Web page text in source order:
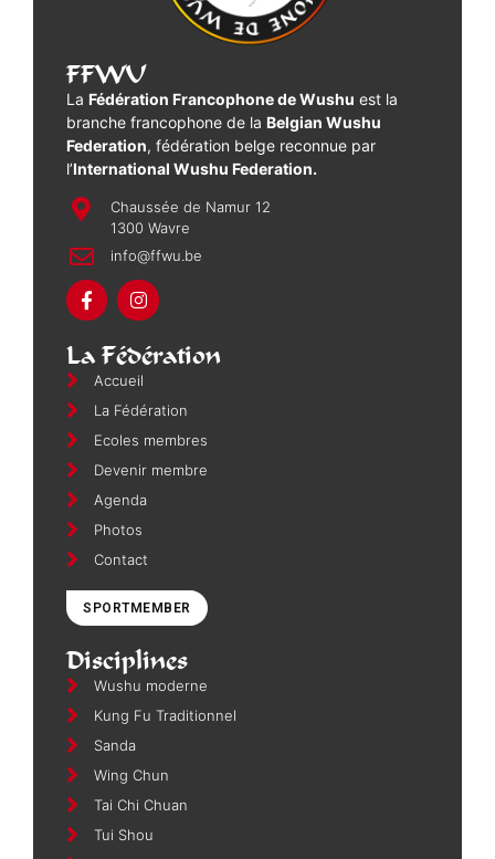
FFWU
La Fédération Francophone de Wushu est la
branche francophone de la Belgian Wushu
Federation, fédération belge reconnue par
l’International Wushu Federation.
Chaussée de Namur 12
1300 Wavre
info@ffwu.be
La Fédération
Accueil
La Fédération
Ecoles membres
Devenir membre
Agenda
Photos
Contact
SPORTMEMBER
Disciplines
Wushu moderne
Kung Fu Traditionnel
Sanda
Wing Chun
Tai Chi Chuan
Tui Shou